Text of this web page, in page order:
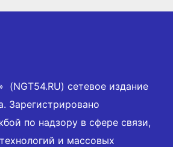
(NGT54.RU) сетевое издание
Зарегистрировано
по надзору в сфере связи,
и массовых